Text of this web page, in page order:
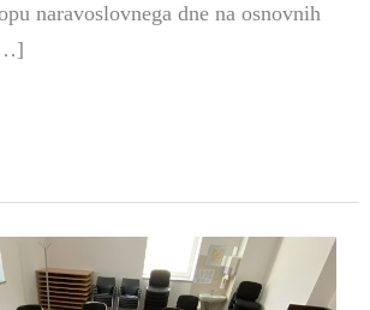
naravoslovnega dne na osnovnih